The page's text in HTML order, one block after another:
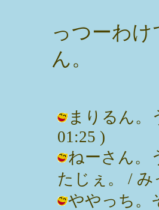
っつーわ
ん。
まりるん。
01:25 )
ねーさん。
たじぇ。 / み
ややっち。